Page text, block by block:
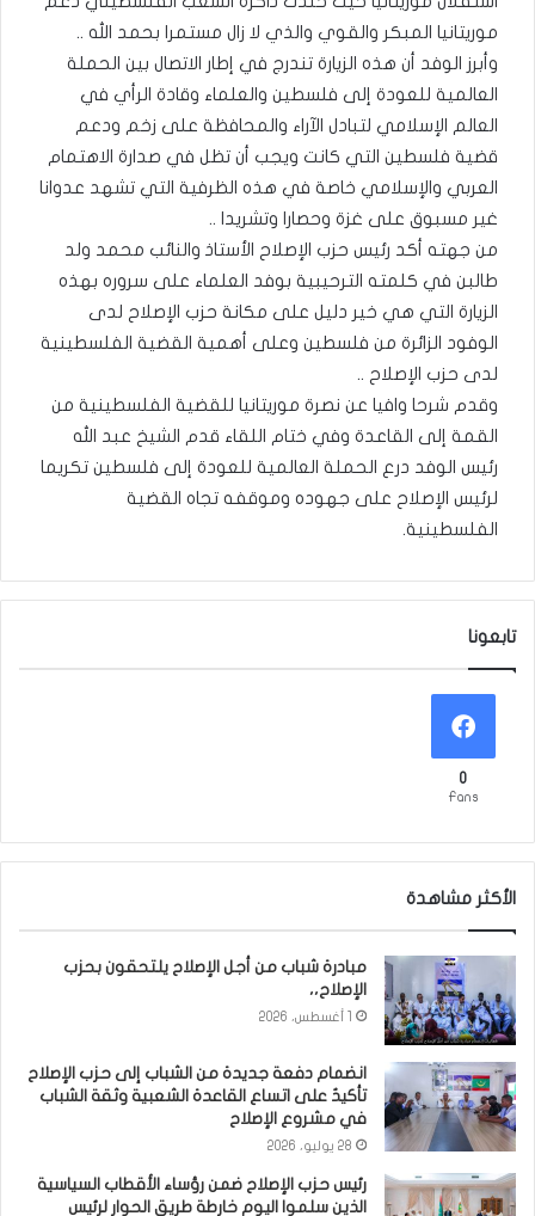
موريتانيا المبكر والقوي والذي لا زال مستمرا بحمد الله ..
وأبرز الوفد أن هذه الزيارة تندرج في إطار الاتصال بين الحملة
العالمية للعودة إلى فلسطين والعلماء وقادة الرأي في
العالم الإسلامي لتبادل الآراء والمحافظة على زخم ودعم
قضية فلسطين التي كانت ويجب أن تظل في صدارة الاهتمام
العربي والإسلامي خاصة في هذه الظرفية التي تشهد عدوانا
غير مسبوق على غزة وحصارا وتشريدا ..
من جهته أكد رئيس حزب الإصلاح الأستاذ والنائب محمد ولد
طالبن في كلمته الترحيبية بوفد العلماء على سروره بهذه
الزيارة التي هي خير دليل على مكانة حزب الإصلاح لدى
الوفود الزائرة من فلسطين وعلى أهمية القضية الفلسطينية
لدى حزب الإصلاح ..
وقدم شرحا وافيا عن نصرة موريتانيا للقضية الفلسطينية من
القمة إلى القاعدة وفي ختام اللقاء قدم الشيخ عبد الله
رئيس الوفد درع الحملة العالمية للعودة إلى فلسطين تكريما
لرئيس الإصلاح على جهوده وموقفه تجاه القضية
الفلسطينية.
تابعونا
0
Fans
الأكثر مشاهدة
مبادرة شباب من أجل الإصلاح يلتحقون بحزب
الإصلاح،،
انضمام دفعة جديدة من الشباب إلى حزب الإصلاح
تأكيدٌ على اتساع القاعدة الشعبية وثقة الشباب
في مشروع الإصلاح
28 يوليو، 2026
رئيس حزب الإصلاح ضمن رؤساء الأقطاب السياسية
الذين سلموا اليوم خارطة طريق الحوار لرئيس